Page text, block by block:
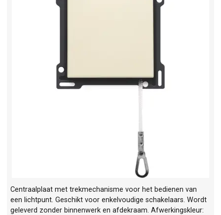
Centraalplaat met trekmechanisme voor het bedienen van
een lichtpunt. Geschikt voor enkelvoudige schakelaars. Wordt
geleverd zonder binnenwerk en afdekraam. Afwerkingskleur: